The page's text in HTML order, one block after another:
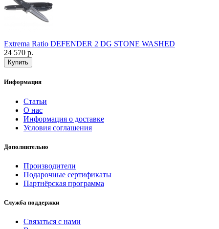
Extrema Ratio DEFENDER 2 DG STONE WASHED
24 570 р.
Информация
Статьи
О нас
Информация о доставке
Условия соглашения
Дополнительно
Производители
Подарочные сертификаты
Партнёрская программа
Служба поддержки
Связаться с нами